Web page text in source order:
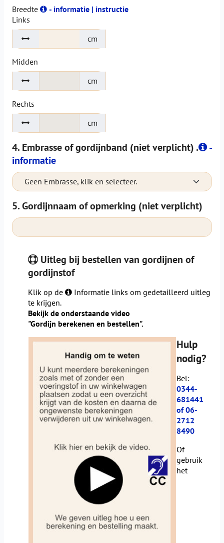
Breedte
- informatie | instructie
Links
cm
Midden
cm
Rechts
cm
4. Embrasse of gordijnband (niet verplicht) .
-
informatie
Geen Embrasse, klik en selecteer.
5. Gordijnnaam of opmerking (niet verplicht)
Uitleg bij bestellen van gordijnen of
gordijnstof
Klik op de
Informatie links om gedetailleerd uitleg
te krijgen.
Bekijk de onderstaande video
"Gordijn berekenen en bestellen".
Hulp
nodig?
Bel:
0344-
681441
of 06-
2712
8490
Of
gebruik
het